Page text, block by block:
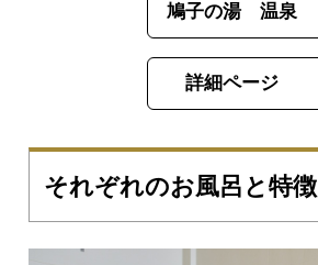
鳩子の湯 温泉
詳細ページ
それぞれのお風呂と特徴